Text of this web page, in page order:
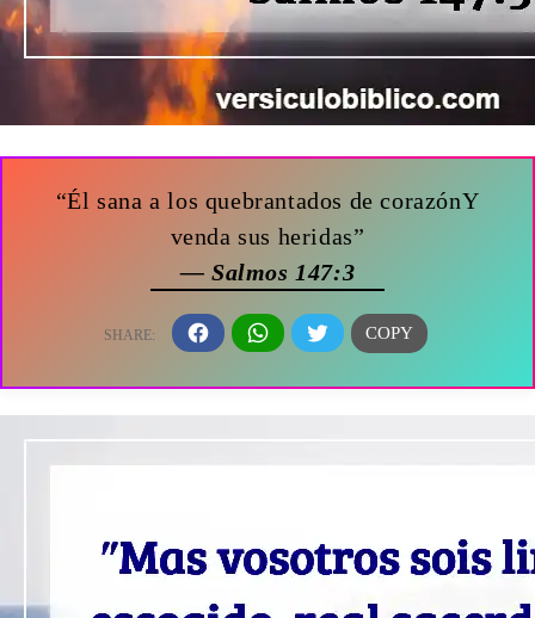
“Él sana a los quebrantados de corazónY
venda sus heridas”
— Salmos 147:3